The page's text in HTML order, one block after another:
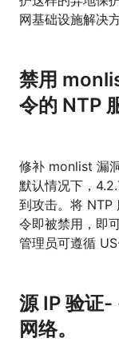
网基础设施解决方
禁用
令的 NTP
修补 monlist 漏
默认情况下，
到攻击。将 NTP
令即被禁用，即
管理员可遵循
源 IP 验证-
网络。